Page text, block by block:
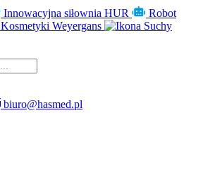
Innowacyjna siłownia HUR
Robot
Kosmetyki Weyergans
Suchy
biuro@hasmed.pl